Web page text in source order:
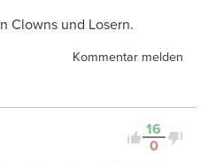
Clowns und Losern.
Kommentar melden
16
0